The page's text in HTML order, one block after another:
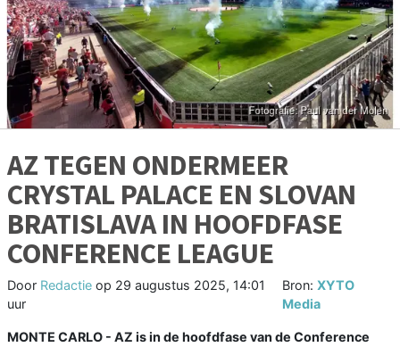
AZ TEGEN ONDERMEER
CRYSTAL PALACE EN SLOVAN
BRATISLAVA IN HOOFDFASE
CONFERENCE LEAGUE
Door Redactie op 29 augustus 2025, 14:01
uur
Bron: XYTO
Media
MONTE CARLO - AZ is in de hoofdfase van de Conference